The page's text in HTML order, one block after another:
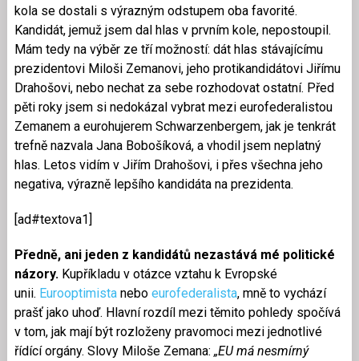
kola se dostali s výrazným odstupem oba favorité.
Kandidát, jemuž jsem dal hlas v prvním kole, nepostoupil.
Mám tedy na výběr ze tří možností: dát hlas stávajícímu
prezidentovi Miloši Zemanovi, jeho protikandidátovi Jiřímu
Drahošovi, nebo nechat za sebe rozhodovat ostatní. Před
pěti roky jsem si nedokázal vybrat mezi eurofederalistou
Zemanem a eurohujerem Schwarzenbergem, jak je tenkrát
trefně nazvala Jana Bobošíková, a vhodil jsem neplatný
hlas. Letos vidím v Jiřím Drahošovi, i přes všechna jeho
negativa, výrazně lepšího kandidáta na prezidenta.
[ad#textova1]
Předně, ani jeden z kandidátů nezastává mé politické
názory. Kupříkladu v otázce vztahu k Evropské
unii. Eurooptimistanebo eurofederalista, mně to vychází
prašť jako uhoď. Hlavní rozdíl mezi těmito pohledy spočívá
v tom, jak mají být rozloženy pravomoci mezi jednotlivé
řídící orgány. Slovy Miloše Zemana: „EU má nesmírný